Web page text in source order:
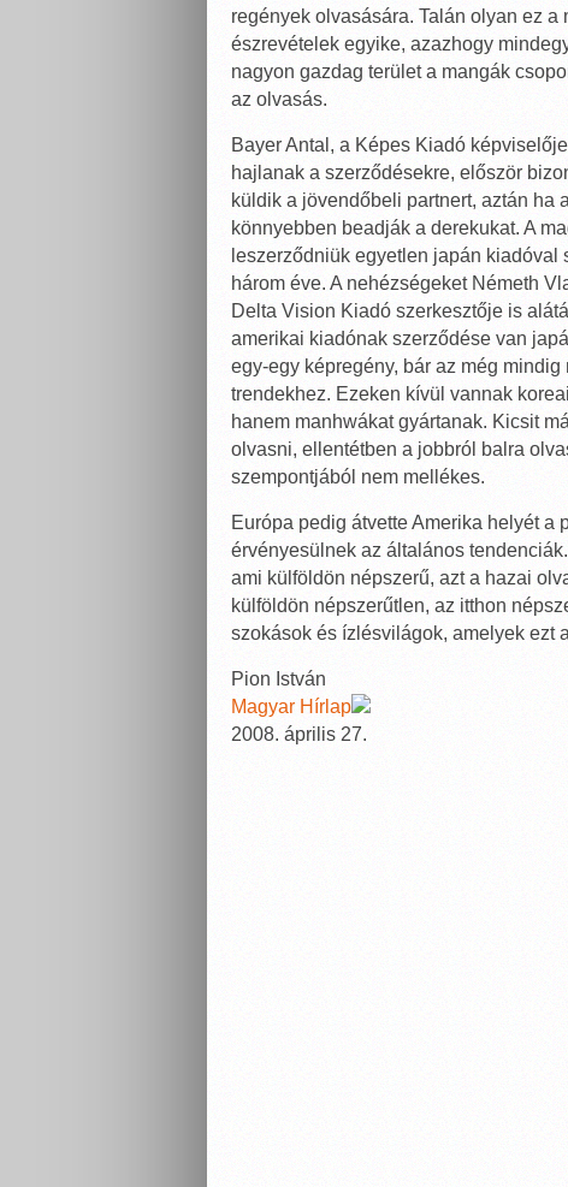
regények olvasására. Talán olyan ez
észrevételek egyike, azazhogy
nagyon gazdag terület a mangák
az olvasás.
Bayer Antal, a Képes Kiadó
hajlanak a szerződésekre, először
küldik a jövendőbeli partnert, aztán ha
könnyebben beadják a derekukat. A
leszerződniük egyetlen japán
három éve. A nehézségeket Németh
Delta Vision Kiadó szerkesztője is
amerikai kiadónak szerződése van
egy-egy képregény, bár az még
trendekhez. Ezeken kívül vannak
hanem manhwákat gyártanak. Kicsit
olvasni, ellentétben a jobbról balra
szempontjából nem mellékes.
Európa pedig átvette Amerika helyét a
érvényesülnek az általános
ami külföldön népszerű, azt a hazai
külföldön népszerűtlen, az itthon
szokások és ízlésvilágok, amelyek ezt
Pion István
Magyar Hírlap
2008. április 27.